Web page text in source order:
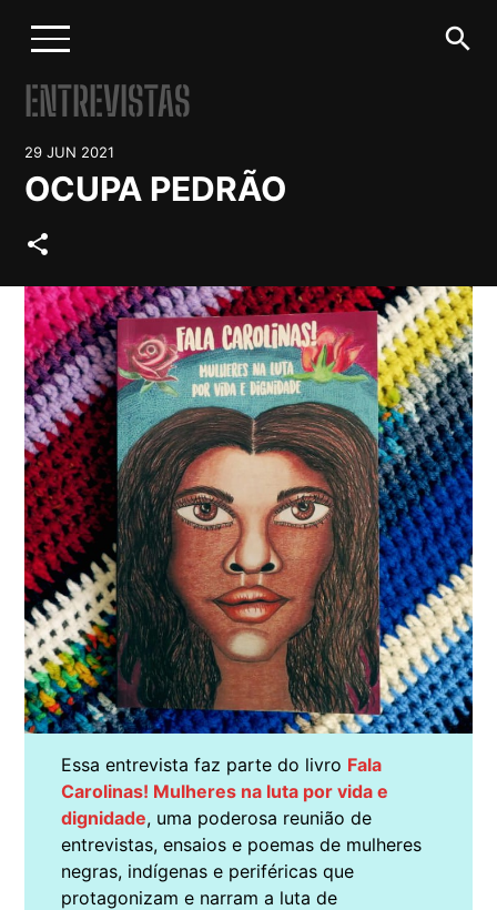
search
ENTREVISTAS
29 JUN 2021
OCUPA PEDRÃO
share
Essa entrevista faz parte do livro Fala
Carolinas! Mulheres na luta por vida e
dignidade, uma poderosa reunião de
entrevistas, ensaios e poemas de mulheres
negras, indígenas e periféricas que
protagonizam e narram a luta de